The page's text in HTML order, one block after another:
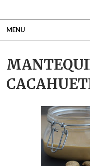
MENU